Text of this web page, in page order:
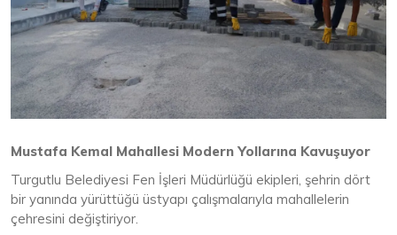
Mustafa Kemal Mahallesi Modern Yollarına Kavuşuyor
Turgutlu Belediyesi Fen İşleri Müdürlüğü ekipleri, şehrin dört
bir yanında yürüttüğü üstyapı çalışmalarıyla mahallelerin
çehresini değiştiriyor.